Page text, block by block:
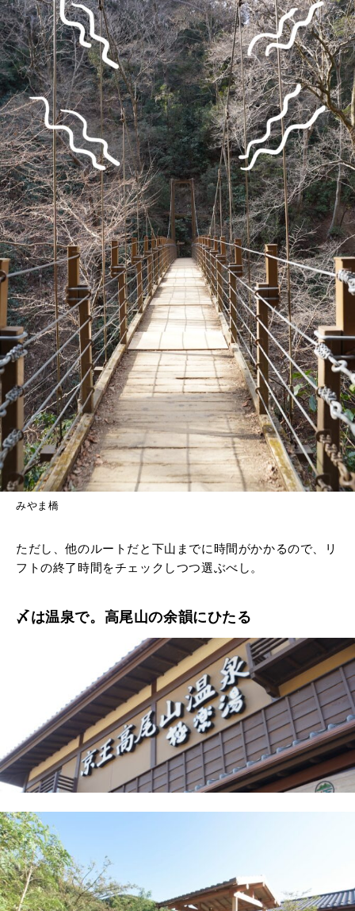
みやま橋
ただし、他のルートだと下山までに時間がかかるので、リ
フトの終了時間をチェックしつつ選ぶべし。
〆は温泉で。高尾山の余韻にひたる